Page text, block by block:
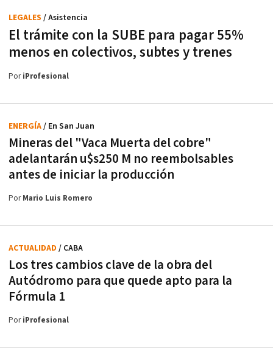
El trámite con la SUBE para pagar 55%
menos en colectivos, subtes y trenes
LEGALES / Asistencia
PoriProfesional
Mineras del "Vaca Muerta del cobre"
adelantarán u$s250 M no reembolsables
antes de iniciar la producción
ENERGÍA/ En San Juan
PorMario Luis Romero
Los tres cambios clave de la obra del
Autódromo para que quede apto para la
Fórmula 1
ACTUALIDAD / CABA
PoriProfesional